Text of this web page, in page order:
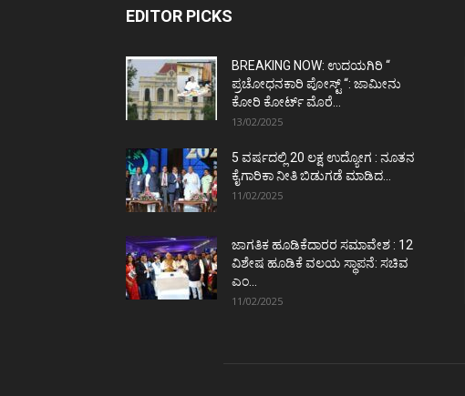
EDITOR PICKS
BREAKING NOW: ಉದಯಗಿರಿ “
ಪ್ರಚೋಧನಕಾರಿ ಪೋಸ್ಟ್‌ “: ಜಾಮೀನು
ಕೋರಿ ಕೋರ್ಟ್‌ ಮೊರೆ...
13/02/2025
5 ವರ್ಷದಲ್ಲಿ 20 ಲಕ್ಷ ಉದ್ಯೋಗ : ನೂತನ
ಕೈಗಾರಿಕಾ ನೀತಿ ಬಿಡುಗಡೆ ಮಾಡಿದ...
11/02/2025
ಜಾಗತಿಕ ಹೂಡಿಕೆದಾರರ ಸಮಾವೇಶ : 12
ವಿಶೇಷ ಹೂಡಿಕೆ ವಲಯ ಸ್ಥಾಪನೆ: ಸಚಿವ
ಎಂ...
11/02/2025